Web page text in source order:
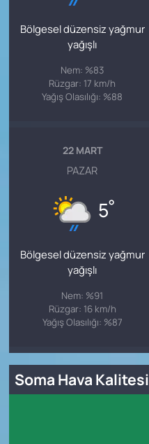
Bölgesel düzensiz yağmur
yağışlı
Nem: %83
Rüzgar: 17 km/h
Yağış Olasılığı: %88
22 MART
PAZAR
5°
Bölgesel düzensiz yağmur
yağışlı
Nem: %91
Rüzgar: 16 km/h
Yağış Olasılığı: %87
Soma Hava Kalitesi